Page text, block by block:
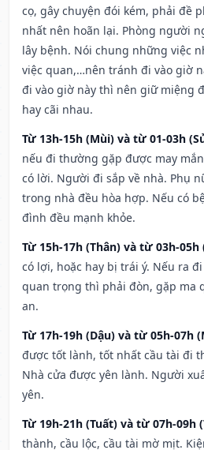
cọ, gây chuyện đói kém, phải đề
nhất nên hoãn lại. Phòng người
lây bệnh. Nói chung những việc
việc quan,…nên tránh đi vào giờ
đi vào giờ này thì nên giữ miệng
hay cãi nhau.
Từ 13h-15h (Mùi) và từ 01-03h
nếu đi thường gặp được may
có lời. Người đi sắp về nhà. Phụ
trong nhà đều hòa hợp. Nếu có
đình đều mạnh khỏe.
Từ 15h-17h (Thân) và từ 03h-05h
có lợi, hoặc hay bị trái ý. Nếu ra
quan trọng thì phải đòn, gặp ma
an.
Từ 17h-19h (Dậu) và từ 05h-07h
được tốt lành, tốt nhất cầu tài đi
Nhà cửa được yên lành. Người
yên.
Từ 19h-21h (Tuất) và từ 07h-09h
thành, cầu lộc, cầu tài mờ mịt.